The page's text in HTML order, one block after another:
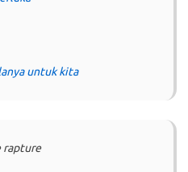
untuk kita
rapture